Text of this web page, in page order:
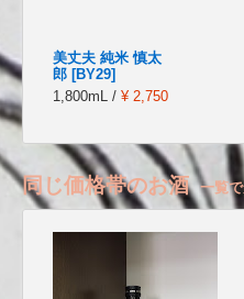
美丈夫 純米 慎太
郎 [BY29]
1,800mL / ¥ 2,750
同じ価格帯のお酒 一覧